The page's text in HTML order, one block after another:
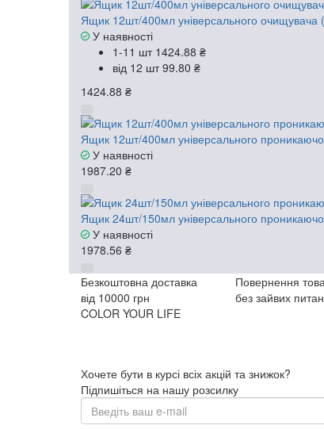
Ящик 12шт/400мл універсального
У наявності
1-11 шт 1424.88 ₴
від 12 шт99.80 ₴
1424.88 ₴
Ящик 12шт/400мл універсального
У наявності
1987.20 ₴
Ящик 24шт/150мл універсального
У наявності
1978.56 ₴
Безкоштовна доставка
від 10000 грн
Повернення
без зайвих
COLOR YOUR LIFE
Хочете бути в курсі всіх акцій та знижок?
Підпишіться на нашу розсилку